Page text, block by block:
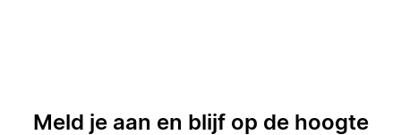
Meld je aan en blijf op de hoogte